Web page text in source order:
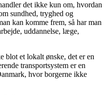
det ikke kun om, hvordan
sundhed, tryghed og
kan komme frem, så har man
uddannelse, læge,
et lokalt ønske, det er en
transportsystem er en
hvor borgerne ikke